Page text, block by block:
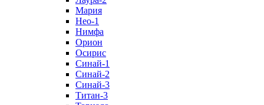
Мария
Нео-1
Нимфа
Орион
Осирис
Синай-1
Синай-2
Синай-3
Титан-3